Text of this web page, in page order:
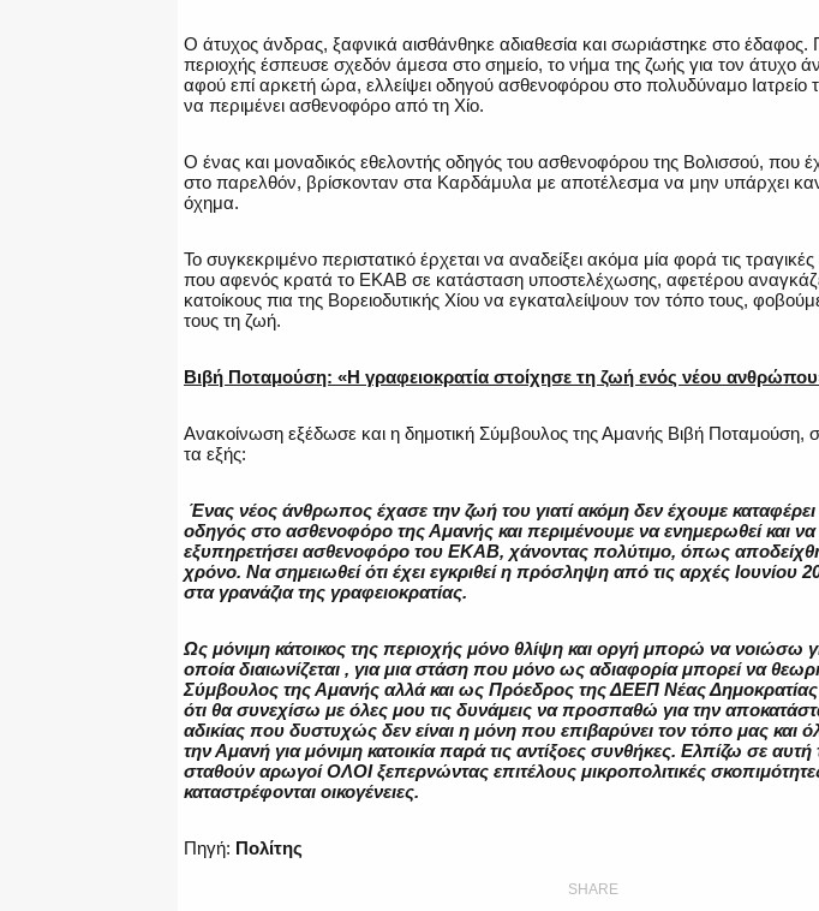
Ο άτυχος άνδρας, ξαφνικά αισθάνθηκε αδιαθεσία και σωριάστηκε στο έδαφος.
περιοχής έσπευσε σχεδόν άμεσα στο σημείο, το νήμα της ζωής για τον άτυχο
αφού επί αρκετή ώρα, ελλείψει οδηγού ασθενοφόρου στο πολυδύναμο Ιατρείο
να περιμένει ασθενοφόρο από τη Χίο.
Ο ένας και μοναδικός εθελοντής οδηγός του ασθενοφόρου της Βολισσού, που
στο παρελθόν, βρίσκονταν στα Καρδάμυλα με αποτέλεσμα να μην υπάρχει
όχημα.
Το συγκεκριμένο περιστατικό έρχεται να αναδείξει ακόμα μία φορά τις τραγικές
που αφενός κρατά το ΕΚΑΒ σε κατάσταση υποστελέχωσης, αφετέρου
κατοίκους πια της Βορειοδυτικής Χίου να εγκαταλείψουν τον τόπο τους,
τους τη ζωή.
Βιβή Ποταμούση: «Η γραφειοκρατία στοίχησε τη ζωή ενός νέου
Ανακοίνωση εξέδωσε και η δημοτική Σύμβουλος της Αμανής Βιβή Ποταμούση,
τα εξής:
Ένας νέος άνθρωπος έχασε την ζωή του γιατί ακόμη δεν έχουμε
οδηγός στο ασθενοφόρο της Αμανής και περιμένουμε να ενημερωθεί και
εξυπηρετήσει ασθενοφόρο του ΕΚΑΒ, χάνοντας πολύτιμο, όπως
χρόνο. Να σημειωθεί ότι έχει εγκριθεί η πρόσληψη από τις αρχές Ιουνίου
στα γρανάζια της γραφειοκρατίας.
Ως μόνιμη κάτοικος της περιοχής μόνο θλίψη και οργή μπορώ να νοιώσω
οποία διαιωνίζεται , για μια στάση που μόνο ως αδιαφορία μπορεί να
Σύμβουλος της Αμανής αλλά και ως Πρόεδρος της ΔΕΕΠ Νέας
ότι θα συνεχίσω με όλες μου τις δυνάμεις να προσπαθώ για την
αδικίας που δυστυχώς δεν είναι η μόνη που επιβαρύνει τον τόπο μας και
την Αμανή για μόνιμη κατοικία παρά τις αντίξοες συνθήκες. Ελπίζω σε
σταθούν αρωγοί ΟΛΟΙ ξεπερνώντας επιτέλους μικροπολιτικές
καταστρέφονται οικογένειες.
Πηγή: Πολίτης
SHARE